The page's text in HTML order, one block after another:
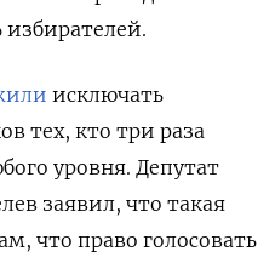
исключать
тех, кто три раза
уровня. Депутат
заявил, что такая
что право голосовать